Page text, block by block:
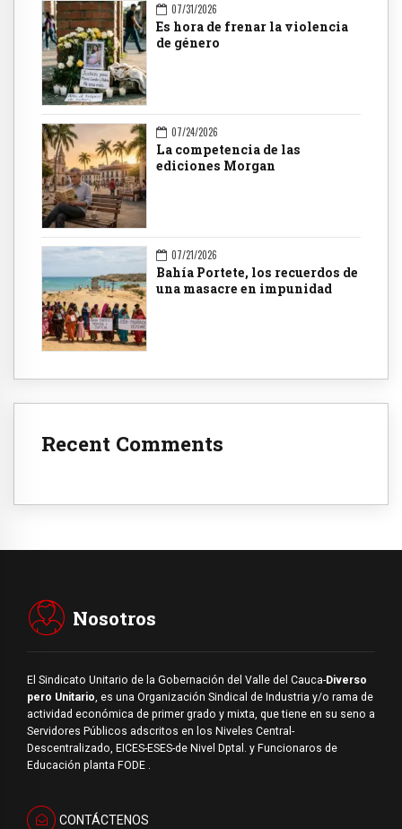
07/31/2026
Es hora de frenar la violencia
de género
07/24/2026
La competencia de las
ediciones Morgan
07/21/2026
Bahía Portete, los recuerdos de
una masacre en impunidad
Recent Comments
Nosotros
El Sindicato Unitario de la Gobernación del Valle del Cauca-Diverso
pero Unitario, es una Organización Sindical de Industria y/o rama de
actividad económica de primer grado y mixta, que tiene en su seno a
Servidores Públicos adscritos en los Niveles Central-
Descentralizado, EICES-ESES-de Nivel Dptal. y Funcionaros de
Educación planta FODE .
CONTÁCTENOS